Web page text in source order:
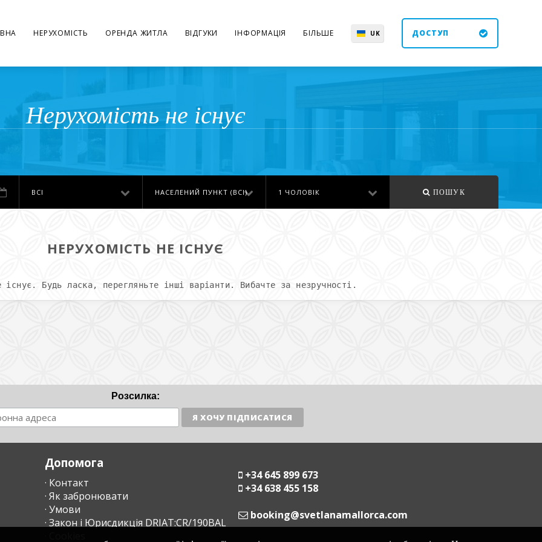
НЕРУХОМІСТЬ ОРЕНДА ЖИТЛА ВІДГУКИ ІНФОРМАЦІЯ БІЛЬШЕ UK ДОСТУП
Нерухомість не існує
ВСІ НАСЕЛЕНИЙ ПУНКТ (ВСІ) 1 ЧОЛОВІК ПОШУК
НЕРУХОМІСТЬ НЕ ІСНУЄ
Будь ласка, перегляньте інші варіанти. Вибачте за незручності.
Розсилка:
Допомога
· Контакт
· Як забронювати
· Умови
· Закон і Юрисдикція DRIAT:CR/190BAL
+34 645 899 673
+34 638 455 158
moc.acrollamanaltevs@gnikoob